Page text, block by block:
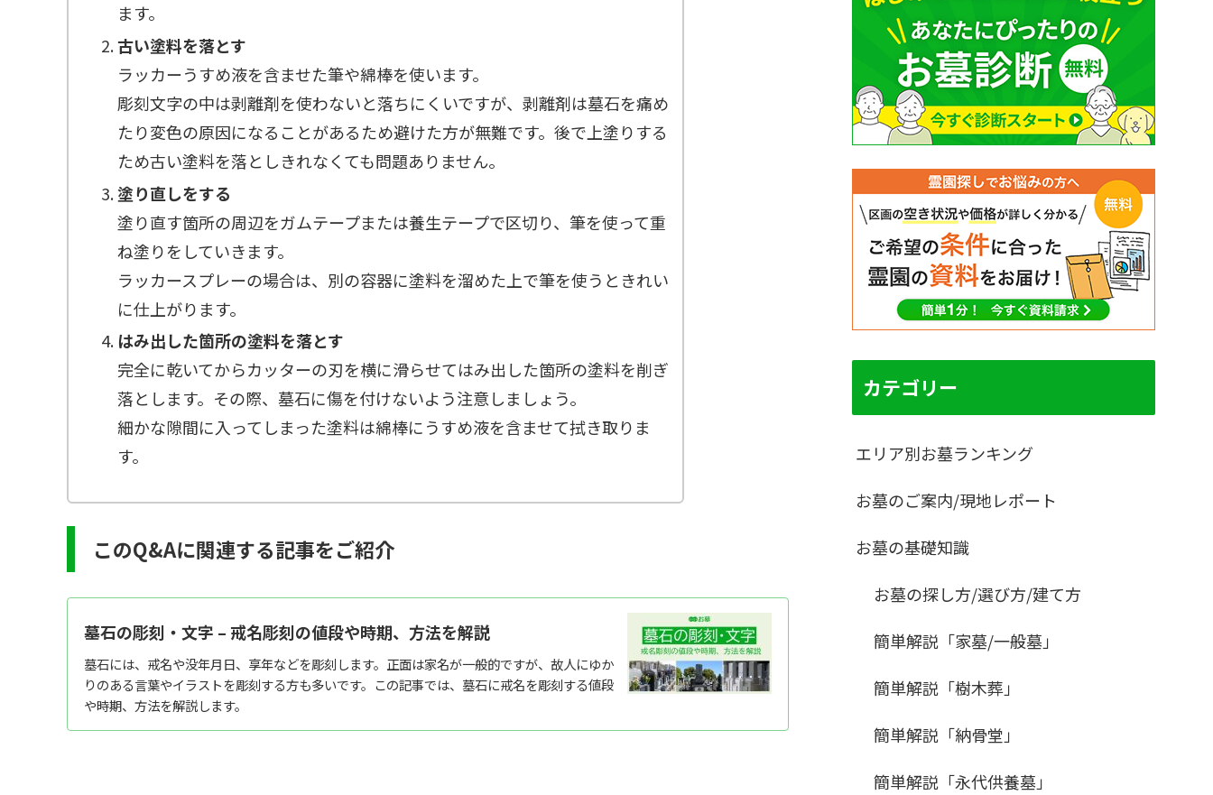
ます。
古い塗料を落とす
ラッカーうすめ液を含ませた筆や綿棒を使います。
彫刻文字の中は剥離剤を使わないと落ちにくいですが、剥離剤は墓石を痛め
たり変色の原因になることがあるため避けた方が無難です。後で上塗りする
ため古い塗料を落としきれなくても問題ありません。
塗り直しをする
塗り直す箇所の周辺をガムテープまたは養生テープで区切り、筆を使って重
ね塗りをしていきます。
ラッカースプレーの場合は、別の容器に塗料を溜めた上で筆を使うときれい
に仕上がります。
はみ出した箇所の塗料を落とす
完全に乾いてからカッターの刃を横に滑らせてはみ出した箇所の塗料を削ぎ
落とします。その際、墓石に傷を付けないよう注意しましょう。
細かな隙間に入ってしまった塗料は綿棒にうすめ液を含ませて拭き取りま
す。
このQ&Aに関連する記事をご紹介
墓石の彫刻・文字 – 戒名彫刻の値段や時期、方法を解説
墓石には、戒名や没年月日、享年などを彫刻します。正面は家名が一般的ですが、故人にゆか
りのある言葉やイラストを彫刻する方も多いです。この記事では、墓石に戒名を彫刻する値段
や時期、方法を解説します。
カテゴリー
エリア別お墓ランキング
お墓のご案内/現地レポート
お墓の基礎知識
お墓の探し方/選び方/建て方
簡単解説「家墓/一般墓」
簡単解説「樹木葬」
簡単解説「納骨堂」
簡単解説「永代供養墓」